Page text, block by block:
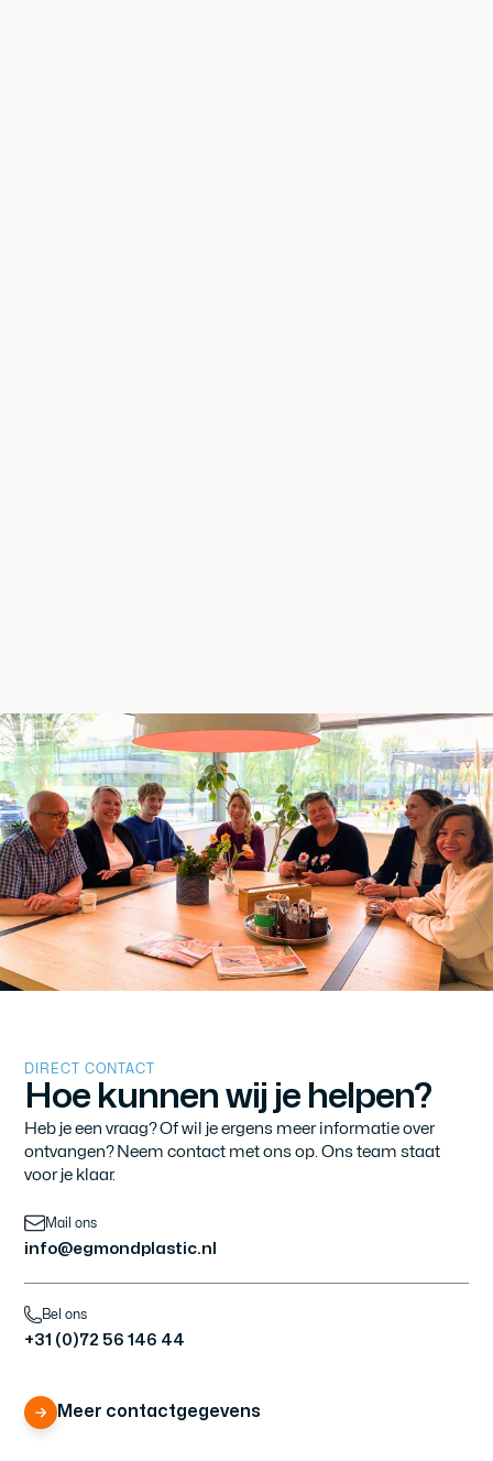
DIRECT CONTACT
Hoe kunnen wij je helpen?
Heb je een vraag? Of wil je ergens meer informatie over
ontvangen? Neem contact met ons op. Ons team staat
voor je klaar.
Mail ons
info@egmondplastic.nl
Bel ons
+31 (0)72 56 146 44
Meer contactgegevens